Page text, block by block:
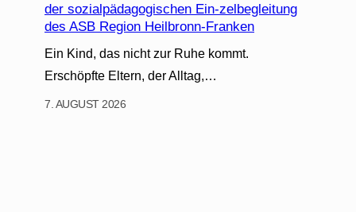
der sozialpädagogischen Ein-zelbegleitung
des ASB Region Heilbronn-Franken
Ein Kind, das nicht zur Ruhe kommt.
Erschöpfte Eltern, der Alltag,…
7. AUGUST 2026